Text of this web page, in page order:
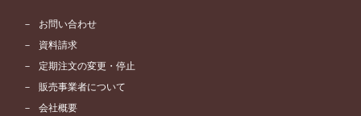
お問い合わせ
資料請求
定期注文の変更・停止
販売事業者について
会社概要